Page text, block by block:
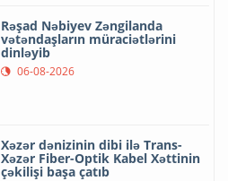
Rəşad Nəbiyev Zəngilanda
vətəndaşların müraciətlərini
dinləyib
06-08-2026
Xəzər dənizinin dibi ilə Trans-
Xəzər Fiber-Optik Kabel Xəttinin
çəkilişi başa çatıb